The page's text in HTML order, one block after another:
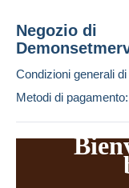
Negozio di
Condizioni generali
Metodi di pagamento: